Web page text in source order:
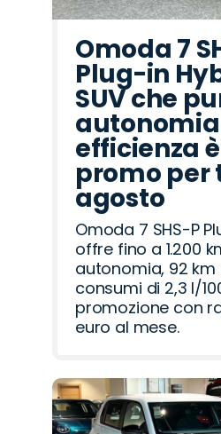
Omoda 7
Plug-in
SUV che
efficienza
promo per
agosto
Omoda 7 SHS-P
offre fino a 1.200
autonomia, 92 km
consumi di 2,3 l/
promozione con
euro al mese.